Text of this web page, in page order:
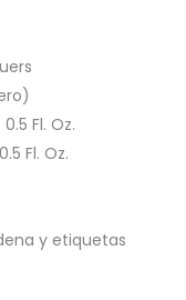
Fl. Oz.
Fl. Oz.
y etiquetas